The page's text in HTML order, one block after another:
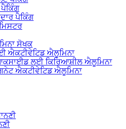
ਪੈਕਿੰਗ
ਸੋਖਕ
ਐਕਟੀਵੇਟਿਡ ਐਲੂਮਿਨਾ
ਲਈ ਕਿਰਿਆਸ਼ੀਲ ਐਲੂਮਿਨਾ
ਐਕਟੀਵੇਟਿਡ ਐਲੂਮਿਨਾ